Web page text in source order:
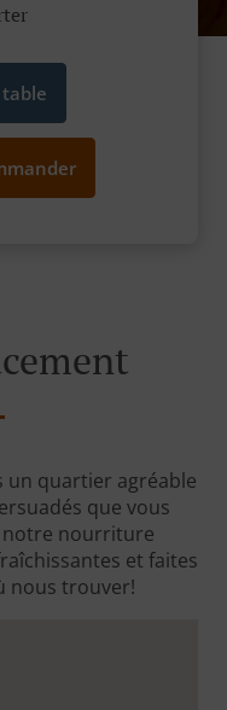
quartier agréable
que vous
notre nourriture
et faites
nous trouver!